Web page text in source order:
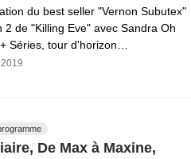
du best seller "Vernon Subutex"
2 de "Killing Eve" avec Sandra Oh
Séries, tour d'horizon…
De Max à Maxine,